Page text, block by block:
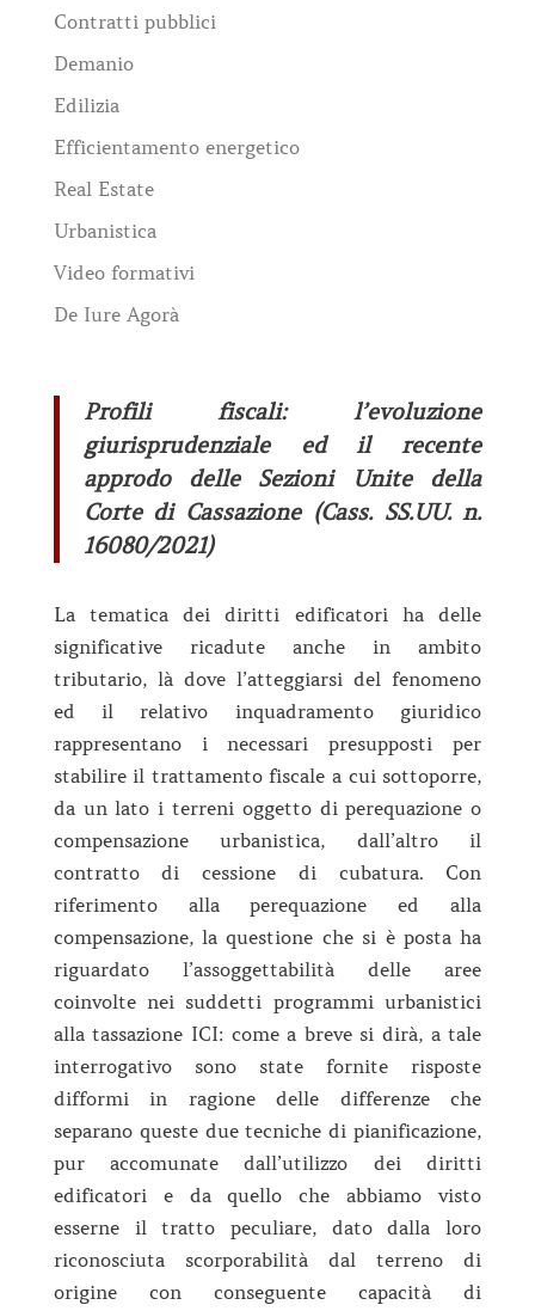
Contratti pubblici
Demanio
Edilizia
Efficientamento energetico
Real Estate
Urbanistica
Video formativi
De Iure Agorà
Profili fiscali: l’evoluzione
giurisprudenziale ed il recente
approdo delle Sezioni Unite della
Corte di Cassazione (Cass. SS.UU. n.
16080/2021)
La tematica dei diritti edificatori ha delle
significative ricadute anche in ambito
tributario, là dove l’atteggiarsi del fenomeno
ed il relativo inquadramento giuridico
rappresentano i necessari presupposti per
stabilire il trattamento fiscale a cui sottoporre,
da un lato i terreni oggetto di perequazione o
compensazione urbanistica, dall’altro il
contratto di cessione di cubatura. Con
riferimento alla perequazione ed alla
compensazione, la questione che si è posta ha
riguardato l’assoggettabilità delle aree
coinvolte nei suddetti programmi urbanistici
alla tassazione ICI: come a breve si dirà, a tale
interrogativo sono state fornite risposte
difformi in ragione delle differenze che
separano queste due tecniche di pianificazione,
pur accomunate dall’utilizzo dei diritti
edificatori e da quello che abbiamo visto
esserne il tratto peculiare, dato dalla loro
riconosciuta scorporabilità dal terreno di
origine con conseguente capacità di